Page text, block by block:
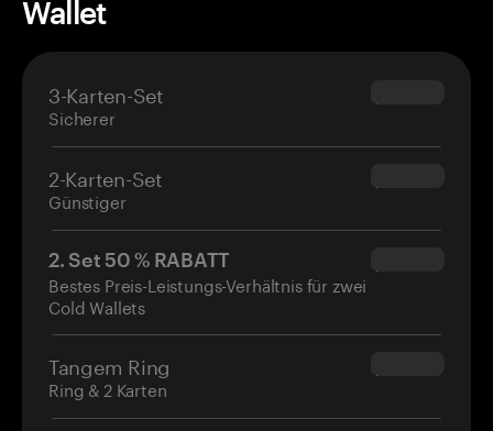
Wallet
3-Karten-Set
Sicherer
$69.90
2-Karten-Set
Günstiger
$54.90
2. Set 50 % RABATT
Bestes Preis-Leistungs-Verhältnis für zwei
Cold Wallets
$34.95
Tangem Ring
Ring & 2 Karten
$160.00